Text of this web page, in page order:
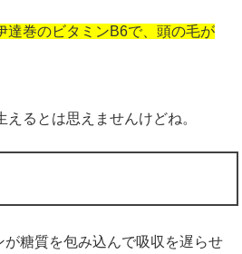
達巻のビタミンB6で、頭の毛が
るとは思えませんけどね。
が糖質を包み込んで吸収を遅らせ